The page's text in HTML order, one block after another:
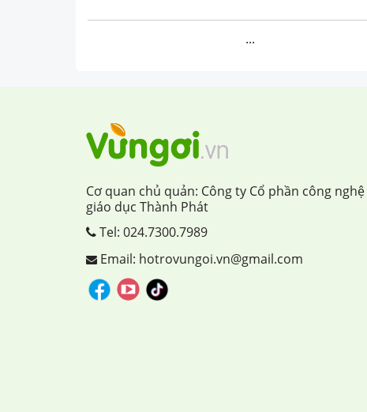
...
Cơ quan chủ quản: Công ty Cổ phần công nghệ
giáo dục Thành Phát
Tel: 024.7300.7989
Email: hotrovungoi.vn@gmail.com